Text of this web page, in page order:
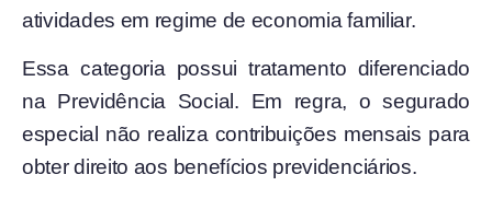
atividades em regime de economia familiar.
Essa categoria possui tratamento diferenciado
na Previdência Social. Em regra, o segurado
especial não realiza contribuições mensais para
obter direito aos benefícios previdenciários.